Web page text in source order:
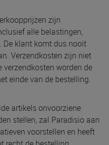
zijn
alle belastingen,
De klant komt dus nooit
Verzendkosten zijn niet
verzendkosten worden de
einde van de bestelling.
artikels onvoorziene
stellen, zal Paradisio aan
voorstellen en heeft